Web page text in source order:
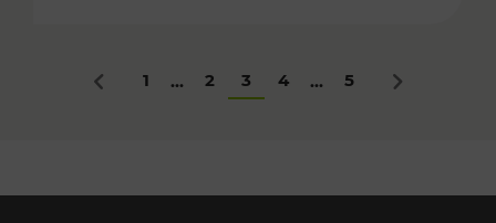
Zurück
1 ... 2 3 4 ... 5 Nächstes